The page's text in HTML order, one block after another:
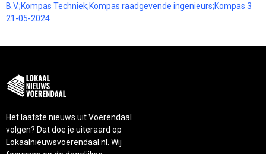
B.V.;Kompas Techniek;Kompas raadgevende ingenieurs;Kompas 3
21-05-2024
Het laatste nieuws uit Voerendaal
volgen? Dat doe je uiteraard op
Lokaalnieuwsvoerendaal.nl. Wij